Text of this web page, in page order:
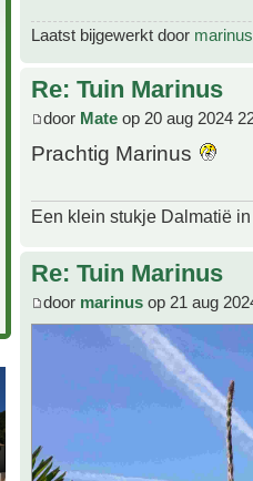
Laatst bijgewerkt door marinus
Re: Tuin Marinus
door Mate op 20 aug 2024
Prachtig Marinus
Een klein stukje Dalmatië
Re: Tuin Marinus
door marinus op 21 aug